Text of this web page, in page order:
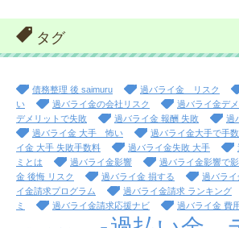
タグ
債務整理 後 saimuru 過バライ金 リスク
い
過バライ金の会社リスク 過バライ金デ
デメリットで失敗
過バライ金 報酬 失敗
過
過バライ金 大手 怖い
過バライ金大手で手
イ金 大手 失敗手数料
過バライ金失敗 大手
ミとは
過バライ金影響 過バライ金影響で
金 後悔 リスク
過バライ金 損する 過バラ
イ金請求プログラム
過バライ金請求 ランキング
ミ
過バライ金請求応援ナビ 過バライ金 費